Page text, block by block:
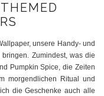
unsere Handy- und
Zumindest, was die
Pumpkin Spice, die Zeiten
morgendlichen Ritual und
die Geschenke auch alle